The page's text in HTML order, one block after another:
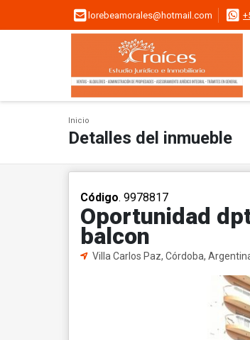
lorebeamorales@hotmail.com
Inicio
Detalles del inmueble
Código. 9978817
Oportunidad
balcon
Villa Carlos Paz, Córdoba,